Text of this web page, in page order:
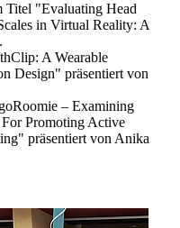
Titel "Evaluating Head
in Virtual Reality: A
A Wearable
Design" präsentiert von
– Examining
Promoting Active
präsentiert von Anika